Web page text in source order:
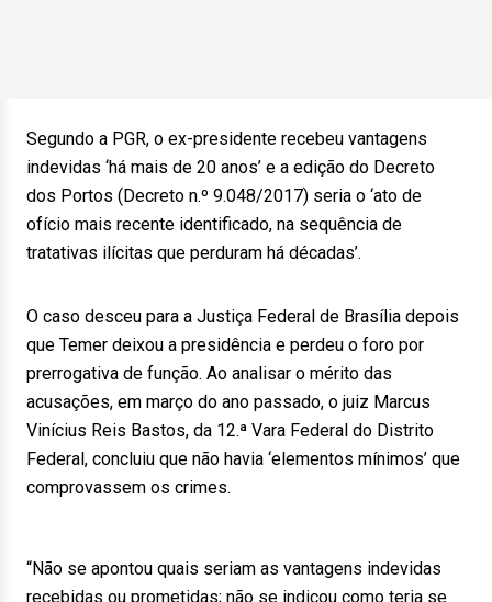
Segundo a PGR, o ex-presidente recebeu vantagens
indevidas ‘há mais de 20 anos’ e a edição do Decreto
dos Portos (Decreto n.º 9.048/2017) seria o ‘ato de
ofício mais recente identificado, na sequência de
tratativas ilícitas que perduram há décadas’.
O caso desceu para a Justiça Federal de Brasília depois
que Temer deixou a presidência e perdeu o foro por
prerrogativa de função. Ao analisar o mérito das
acusações, em março do ano passado, o juiz Marcus
Vinícius Reis Bastos, da 12.ª Vara Federal do Distrito
Federal, concluiu que não havia ‘elementos mínimos’ que
comprovassem os crimes.
“Não se apontou quais seriam as vantagens indevidas
recebidas ou prometidas; não se indicou como teria se